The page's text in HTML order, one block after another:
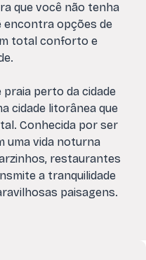
que você não tenha
encontra opções de
total conforto e
praia perto da cidade
cidade litorânea que
Conhecida por ser
uma vida noturna
restaurantes
a tranquilidade
paisagens.